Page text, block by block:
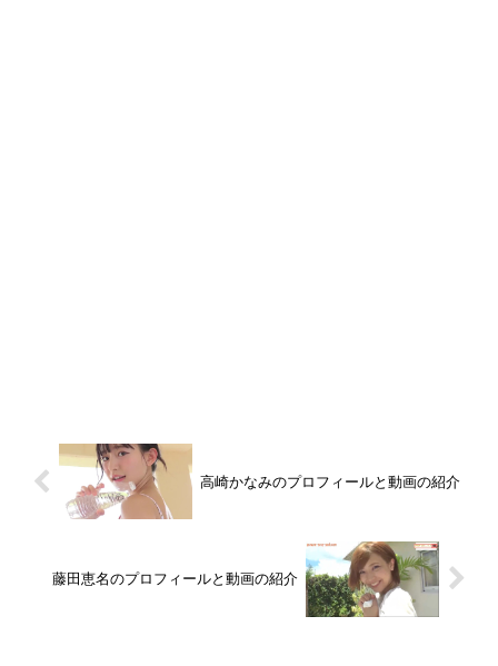
高崎かなみのプロフィールと動画の紹介
藤田恵名のプロフィールと動画の紹介